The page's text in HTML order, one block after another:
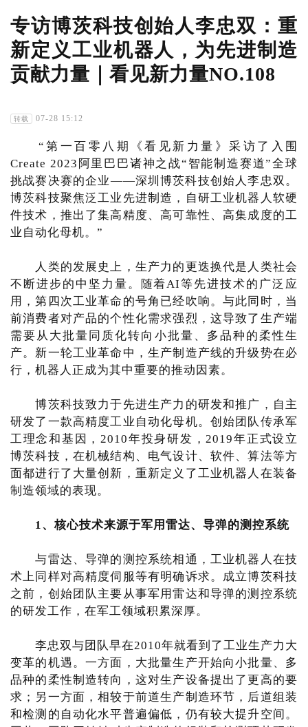
专访博茨科技创始人李忠双：重
新定义工业机器人，为先进制造
贡献力量｜看见新力量NO.108
转载 07-28 15:12
“第一百零八期《看见新力量》采访了入围
Create 2023阿里巴巴诸神之战“智能制造赛道”全球
挑战赛决赛的企业——深圳博茨科技创始人李忠双。
博茨科技聚焦泛工业先进制造，自研工业机器人软硬
件技术，推出了集高精度、高可靠性、高集成度的工
业自动化母机。”
人类的发展史上，生产力的更迭换代是人类社会
不断进步的中坚力量。随着AI等先进技术的广泛应
用，第四次工业革命的号角已经吹响。与此同时，当
前消费者对产品的个性化需求强烈，这导致了生产端
需要从大批量同质化转向小批量、多品种的柔性生
产。新一轮工业革命中，生产制造产线的升级势在必
行，机器人正成为其中重要的推动因素。
博茨科技致力于先进生产力的研发和推广，自主
研发了一款高精度工业自动化母机。创始团队传承军
工理念和基因，2010年投身研发，2019年正式设立
博茨科技，在机械结构、电气设计、软件、算法等方
面都进行了大量创新，重新定义了工业机器人在装备
制造领域的表现。
1、核心技术来源于军用雷达、导弹的测控系统
与雷达、导弹的测控系统相通，工业机器人在技
术上同样对高精度伺服等有明确诉求。成立博茨科技
之前，创始团队主要从事军用雷达和导弹的测控系统
的研发工作，在军工领域积累深厚。
李忠双与团队早在2010年就看到了工业生产力大
变革的机遇。一方面，大批量生产开始向小批量、多
品种的柔性制造转向，这对生产设备提出了更高的要
求；另一方面，相较于前道生产制造环节，后道组装
和检测的自动化水平普遍偏低，仍有较大提升空间。